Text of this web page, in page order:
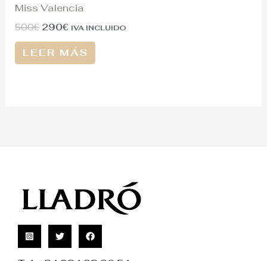
Miss Valencia
500€ 290€ IVA INCLUIDO
LEER MÁS